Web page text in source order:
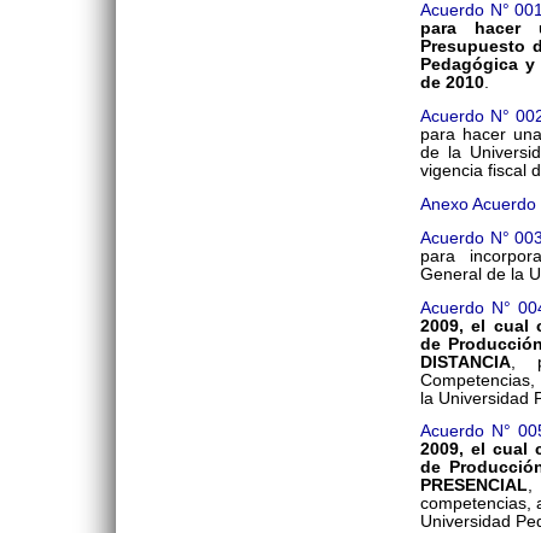
Acuerdo N°
para hacer
Presupuesto
Pedagógica
de 2010.
Acuerdo N°
para hacer
de la
vigencia fiscal
Anexo Acuerdo
Acuerdo N°
para
General de la
Acuerdo N°
2009, el cual
de
DISTANCIA ,
la Universidad
Acuerdo N°
2009, el cual
de
PRESENCIAL,
competencias,
Universidad